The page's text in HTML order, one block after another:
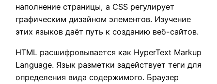
наполнение страницы, а CSS регулирует
графическим дизайном элементов. Изучение
этих языков даёт путь к созданию веб-сайтов.
HTML расшифровывается как HyperText Markup
Language. Язык разметки задействует теги для
определения вида содержимого. Браузер